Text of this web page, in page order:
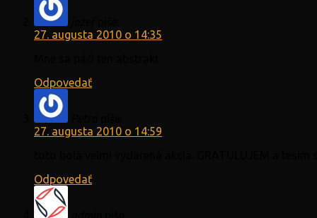
27. augusta 2010 o 14:35
Odpovedať
27. augusta 2010 o 14:59
Odpovedať